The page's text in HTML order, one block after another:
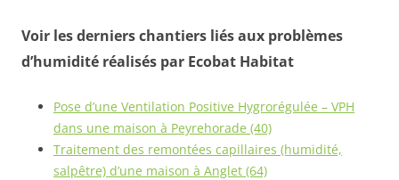
Voir les derniers chantiers liés aux problèmes
d’humidité réalisés par Ecobat Habitat
Pose d’une Ventilation Positive Hygrorégulée – VPH
dans une maison à Peyrehorade (40)
Traitement des remontées capillaires (humidité,
salpêtre) d’une maison à Anglet (64)